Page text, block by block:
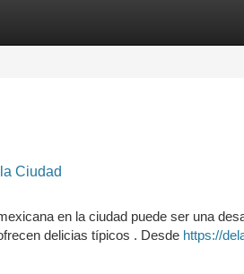
Ciudad
en la ciudad puede ser una
delicias típicos . Desde https://